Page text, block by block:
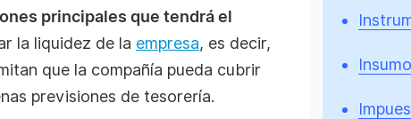
principales que tendrá el
la liquidez de la empresa, es decir,
que la compañía pueda cubrir
previsiones de tesorería.
Insumo